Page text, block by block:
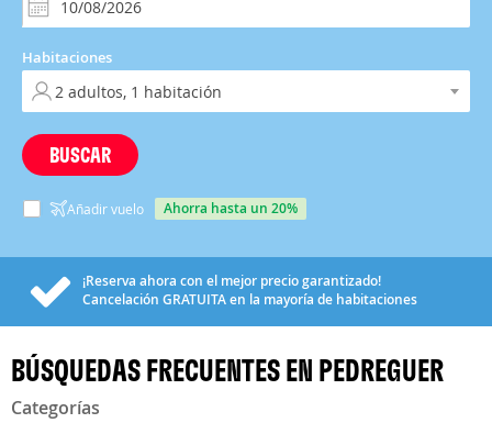
Habitaciones
BUSCAR
Añadir vuelo ahorra hasta un 20%
¡Reserva ahora con el mejor precio garantizado!
Cancelación GRATUITAen la mayoría de habitaciones
BÚSQUEDAS FRECUENTES EN PEDREGUER
Categorías